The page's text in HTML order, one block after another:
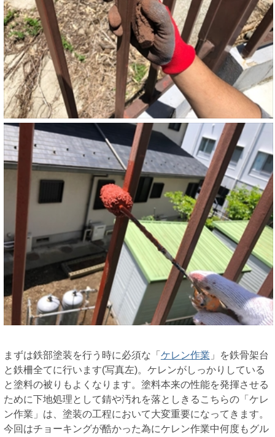
まずは鉄部塗装を行う時に必須な「 ケレン作業 」を鉄骨架台
と鉄柵全てに行います(写真左)。ケレンがしっかりしている
と塗料の被りもよくなります。塗料本来の性能を発揮させる
ために下地処理として錆や汚れを落としきるこちらの「ケレ
ン作業」は、塗装の工程において大変重要になってきます。
今回はチョーキングが酷かった為にケレン作業中何度もグル